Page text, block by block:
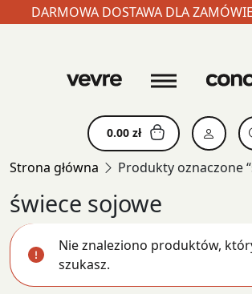
DARMOWA DOSTAWA DLA
0.00 zł
Strona główna Produkty oznaczone
świece sojowe
Nie znaleziono produktów,
szukasz.